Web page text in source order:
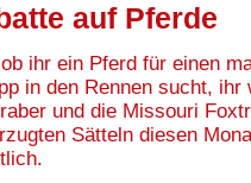
auf Pferde
ihr ein Pferd für einen
in den Rennen sucht,
und die Missouri
Sätteln diesen